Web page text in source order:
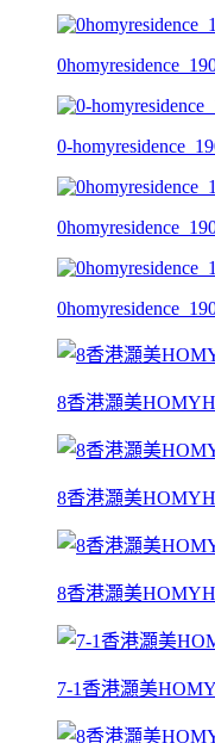
0-
8香港灝美
8香港灝美
8香港灝美
7-1香港灝美